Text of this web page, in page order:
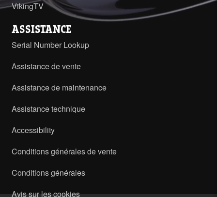
VikingTV
ASSISTANCE
Serial Number Lookup
Assistance de vente
Assistance de maintenance
Assistance technique
Accessibility
Conditions générales de vente
Conditions générales
Avis sur les cookies